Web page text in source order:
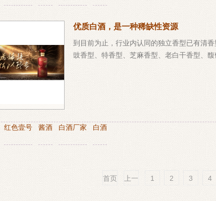
优质白酒，是一种稀缺性资源
到目前为止，行业内认同的独立香型已有清
豉香型、特香型、芝麻香型、老白干香型、
红色壹号 酱酒 白酒厂家 白酒
首页
上一
1 2 3 4